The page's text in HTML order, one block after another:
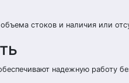
стоков и наличия или
надежную работу